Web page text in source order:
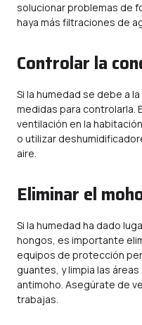
solucionar problemas de
haya más filtraciones de
Controlar la
Si la humedad se debe a
medidas para controlarla.
ventilación en la
o utilizar
aire.
Eliminar el
Si la humedad ha dado
hongos, es importante
equipos de protección
guantes, y limpia las
antimoho. Asegúrate de
trabajas.